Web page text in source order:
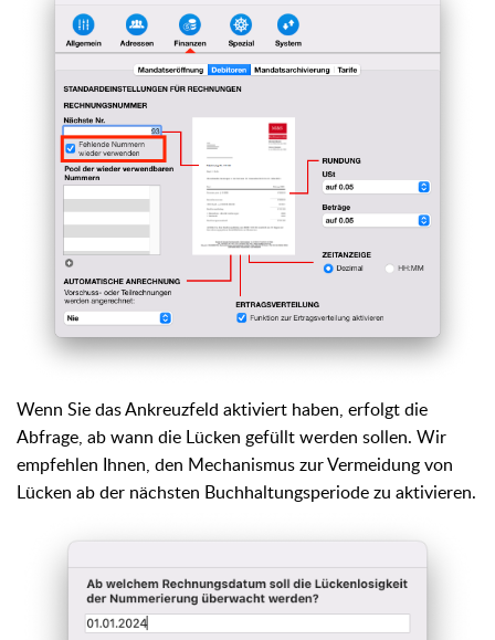
Wenn Sie das Ankreuzfeld aktiviert haben, erfolgt die
Abfrage, ab wann die Lücken gefüllt werden sollen. Wir
empfehlen Ihnen, den Mechanismus zur Vermeidung von
Lücken ab der nächsten Buchhaltungsperiode zu aktivieren.